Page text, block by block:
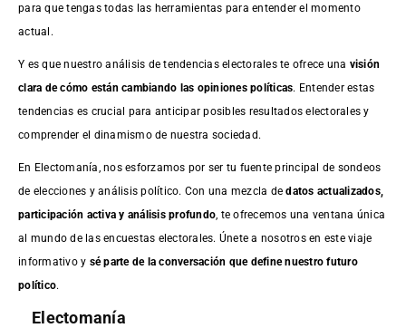
para que tengas todas las herramientas para entender el momento
actual.
Y es que nuestro análisis de tendencias electorales te ofrece una visión
clara de cómo están cambiando las opiniones políticas. Entender estas
tendencias es crucial para anticipar posibles resultados electorales y
comprender el dinamismo de nuestra sociedad.
En Electomanía, nos esforzamos por ser tu fuente principal de sondeos
de elecciones y análisis político. Con una mezcla dedatos actualizados,
participación activa y análisis profundo , te ofrecemos una ventana única
al mundo de las encuestas electorales. Únete a nosotros en este viaje
informativo y sé parte de la conversación que define nuestro futuro
político.
Electomanía